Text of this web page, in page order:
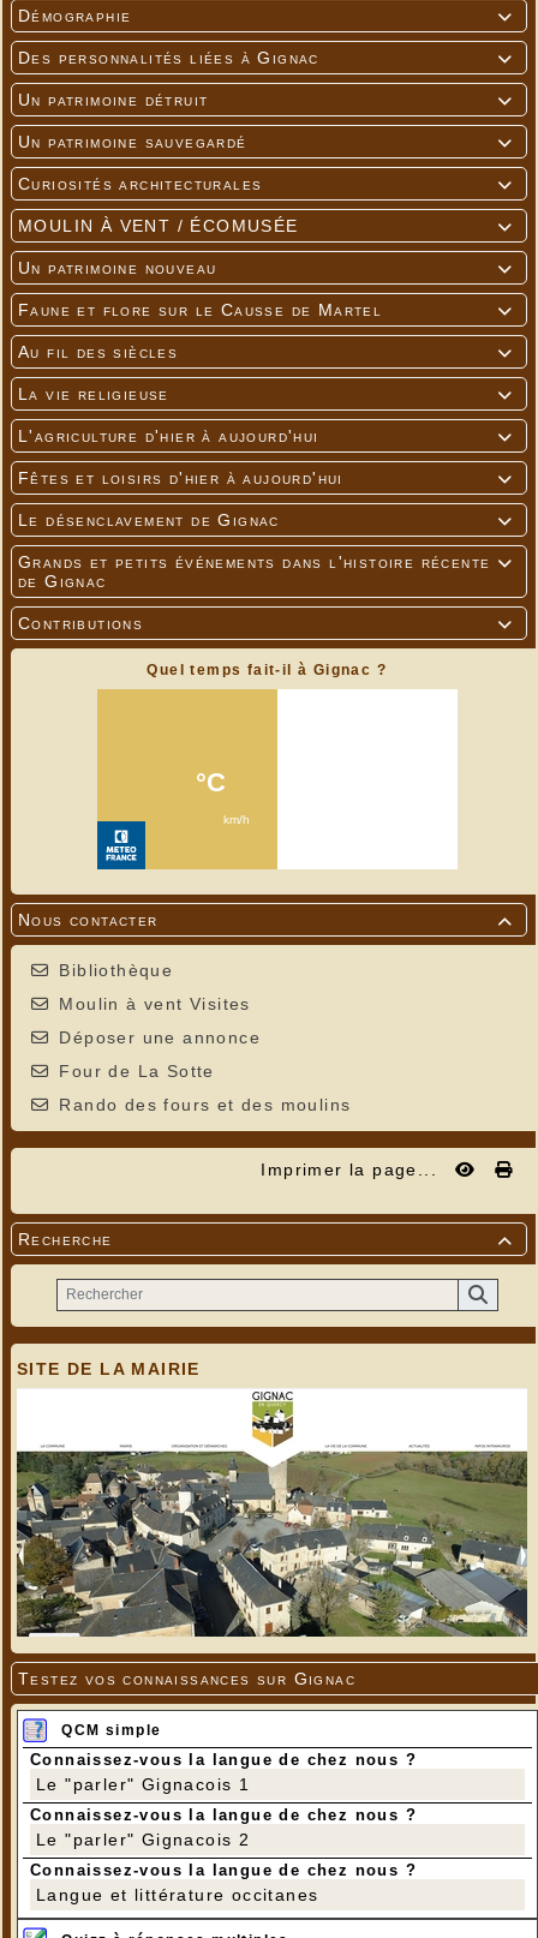

Démographie

Des personnalités liées à Gignac

Un patrimoine détruit

Un patrimoine sauvegardé

Curiosités architecturales

MOULIN À VENT / ÉCOMUSÉE

Un patrimoine nouveau

Faune et flore sur le Causse de Martel

Au fil des siècles

La vie religieuse

L'agriculture d'hier à aujourd'hui

Fêtes et loisirs d'hier à aujourd'hui

Le désenclavement de Gignac

Grands et petits événements dans l'histoire récente
de Gignac

Contributions
Quel temps fait-il à Gignac ?

Nous contacter
Bibliothèque
Moulin à vent Visites
Déposer une annonce
Four de La Sotte
Rando des fours et des moulins
Imprimer la page...

Recherche
SITE DE LA MAIRIE
Testez vos connaissances sur Gignac
QCM simple
Connaissez-vous la langue de chez nous ?
Le "parler" Gignacois 1
Connaissez-vous la langue de chez nous ?
Le "parler" Gignacois 2
Connaissez-vous la langue de chez nous ?
Langue et littérature occitanes